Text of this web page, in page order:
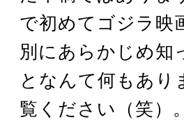
で初めてゴジラ映
別にあらかじめ知
となんて何もあり
覧ください（笑）。